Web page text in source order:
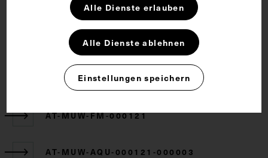
CC BY-NC-SA 4.0
Zugehörige Objekte
AT-MUW-FM-000121
AT-MUW-AQU-000121-000003
Alle Dienste erlauben
Alle Dienste ablehnen
Einstellungen speichern